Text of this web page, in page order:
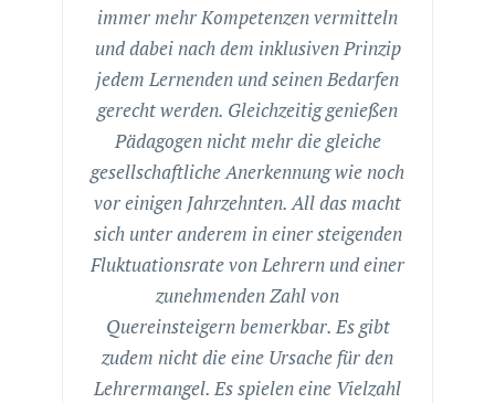
immer mehr Kompetenzen vermitteln
und dabei nach dem inklusiven Prinzip
jedem Lernenden und seinen Bedarfen
gerecht werden. Gleichzeitig genießen
Pädagogen nicht mehr die gleiche
gesellschaftliche Anerkennung wie noch
vor einigen Jahrzehnten. All das macht
sich unter anderem in einer steigenden
Fluktuationsrate von Lehrern und einer
zunehmenden Zahl von
Quereinsteigern bemerkbar. Es gibt
zudem nicht die eine Ursache für den
Lehrermangel. Es spielen eine Vielzahl